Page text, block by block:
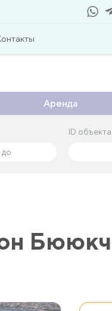
Аренда
ID объекта
ID объекта